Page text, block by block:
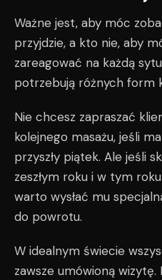
Ważne jest, aby móc
przyjdzie, a kto nie, aby
zareagować na każdą
potrzebują różnych form
Nie chcesz zapraszać
kolejnego masażu, jeśli
przyszły piątek. Ale jeśli
zeszłym roku i w tym
warto wysłać mu
do powrotu.
W idealnym świecie
zawsze umówioną wizytę.